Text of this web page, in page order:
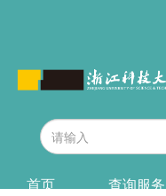
首页 查询服务